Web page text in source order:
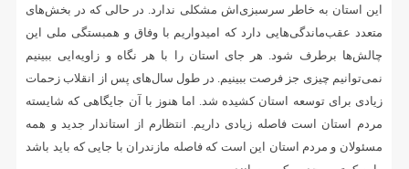
این استان به خاطر سرسبزی‌اش مشکلی ندارد. در حالی که در بخش‌های
متعدد عقب‌ماندگی‌هایی دارد که امیدواریم با وفاق و همبستگی ملی این
چالش‌ها برطرف شود. هر جای استان را با هر نگاه و زاویه‌ایی ببینیم
نمی‌توانیم چیزی جز فرصت ببینیم. در طول سال‌های پس از انقلاب زحمات
زیادی برای توسعه استان کشیده شد. اما هنوز با آن جایگاهی که شایسته
مردم استان است فاصله زیادی داریم. انتظارم از استاندار جدید و همه
مسئولان و مردم استان این است که فاصله مازندران با جایی که باید باشد